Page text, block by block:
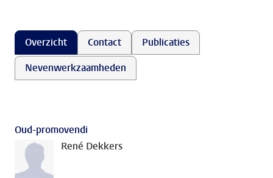
Overzicht Contact
Publicaties
Nevenwerkzaamheden
Oud-promovendi
René Dekkers